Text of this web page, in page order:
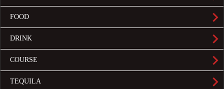
FOOD
DRINK
COURSE
TEQUILA